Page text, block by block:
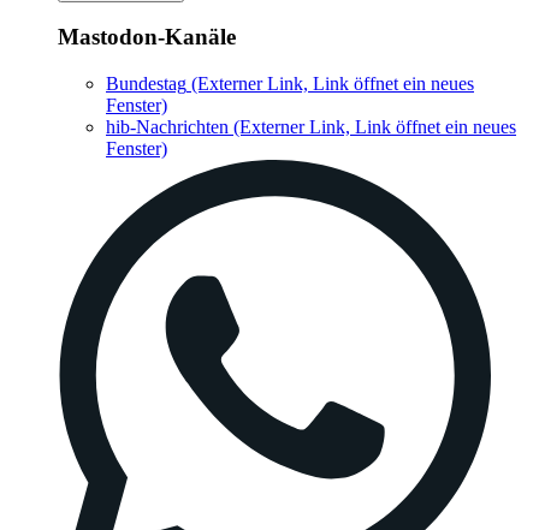
Mastodon-Kanäle
Bundestag (Externer Link, Link öffnet ein neues
Fenster)
hib-Nachrichten (Externer Link, Link öffnet ein neues
Fenster)